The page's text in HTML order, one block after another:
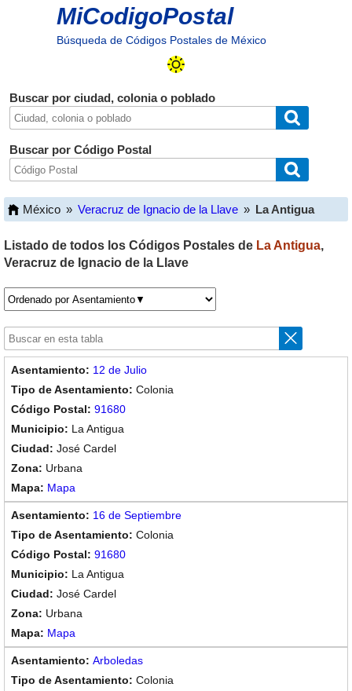
MiCodigoPostal
Búsqueda de Códigos Postales de México
Buscar por ciudad, colonia o poblado
Buscar por Código Postal
México » Veracruz de Ignacio de la Llave » La Antigua
Listado de todos los Códigos Postales de La Antigua,
Veracruz de Ignacio de la Llave
12 de Julio
Colonia
91680
La Antigua
José Cardel
Urbana
Mapa
16 de Septiembre
Colonia
91680
La Antigua
José Cardel
Urbana
Mapa
Arboledas
Colonia